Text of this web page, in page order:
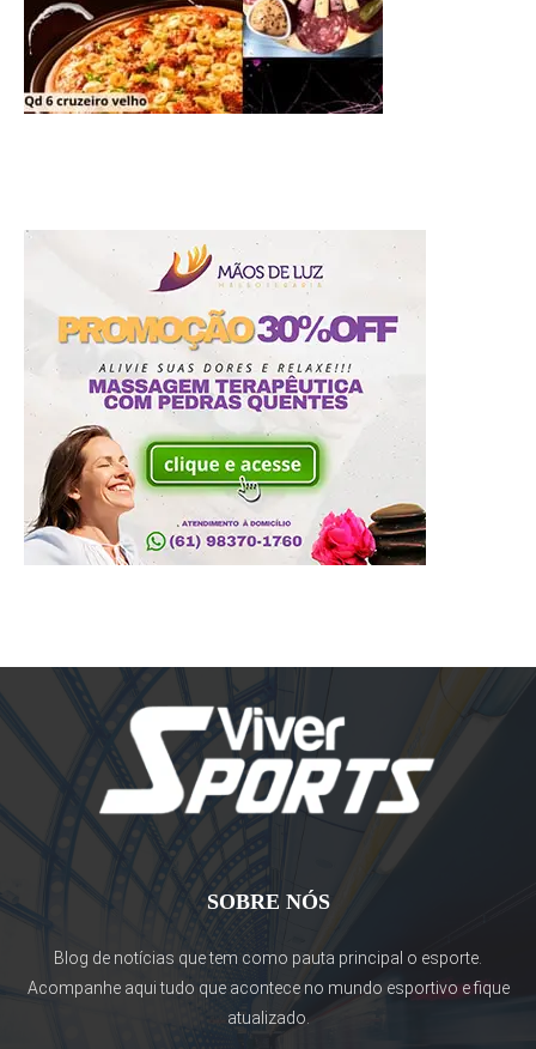
SOBRE NÓS
Blog de notícias que tem como pauta principal o esporte.
Acompanhe aqui tudo que acontece no mundo esportivo e fique
atualizado.